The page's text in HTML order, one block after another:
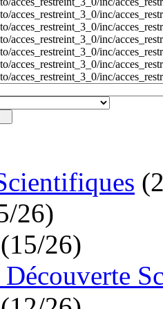
acces_restreint_3_0/inc/
acces_restreint_3_0/inc/
acces_restreint_3_0/inc/
acces_restreint_3_0/inc/
acces_restreint_3_0/inc/
acces_restreint_3_0/inc/
26)
(15/26)
Découverte